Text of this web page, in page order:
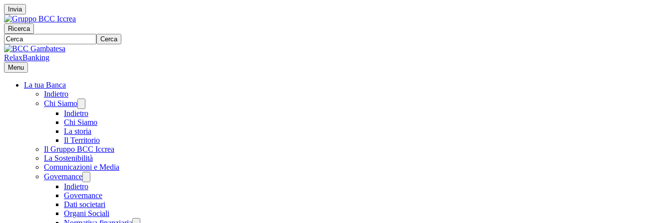
Invia
Ricerca
Cerca
RelaxBanking
Menu
La tua Banca
Indietro
Chi Siamo
Indietro
Chi Siamo
La storia
Il Territorio
Il Gruppo BCC Iccrea
La Sostenibilità
Comunicazioni e Media
Governance
Indietro
Governance
Dati societari
Organi Sociali